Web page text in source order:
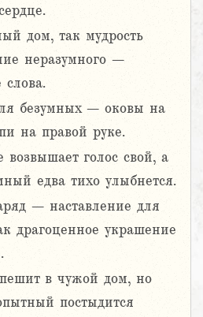
дом, так мудрость
неразумного –
слова.
безумных – оковы на
на правой руке.
возвышает голос свой, а
едва тихо улыбнется.
– наставление для
драгоценное украшение
в чужой дом, но
постыдится